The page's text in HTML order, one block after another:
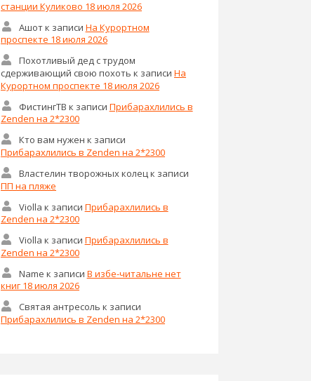
станции Куликово 18 июля 2026
Ашотк записи На Курортном
проспекте 18 июля 2026
Похотливый дед с трудом
сдерживающий свою похоть к записи На
Курортном проспекте 18 июля 2026
ФистингТВ к записи Прибарахлились в
Zenden на 2*2300
Кто вам нужен к записи
Прибарахлились в Zenden на 2*2300
Властелин творожных колецк записи
ПП на пляже
Violla к записи Прибарахлились в
Zenden на 2*2300
Violla к записи Прибарахлились в
Zenden на 2*2300
Name к записи В избе-читальне нет
книг 18 июля 2026
Святая антресоль к записи
Прибарахлились в Zenden на 2*2300